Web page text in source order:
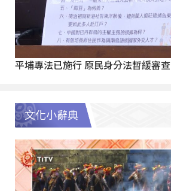
平埔專法已施行 原民身分法暫緩審查
文化小辭典